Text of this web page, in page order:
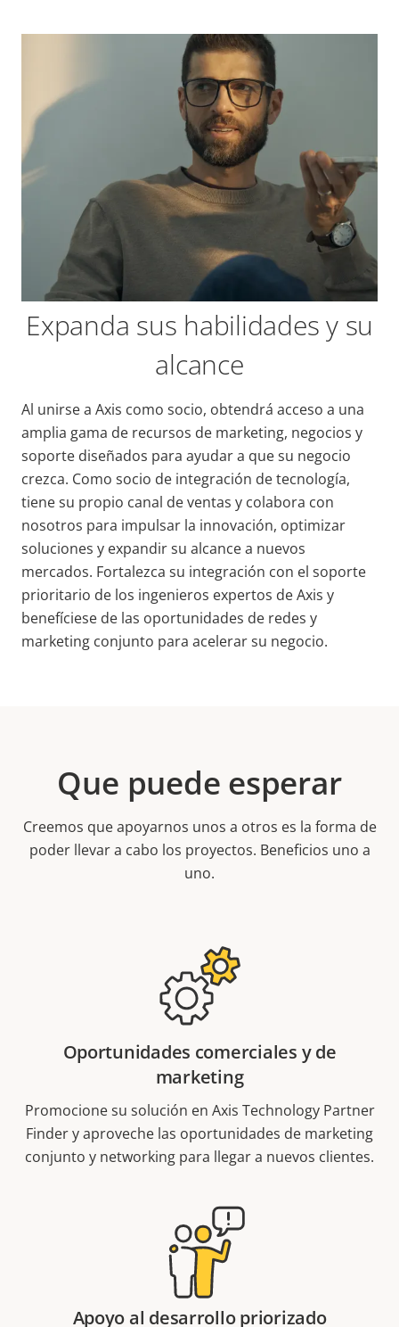
Expanda sus habilidades y su
alcance
Al unirse a Axis como socio, obtendrá acceso a una
amplia gama de recursos de marketing, negocios y
soporte diseñados para ayudar a que su negocio
crezca. Como socio de integración de tecnología,
tiene su propio canal de ventas y colabora con
nosotros para impulsar la innovación, optimizar
soluciones y expandir su alcance a nuevos
mercados. Fortalezca su integración con el soporte
prioritario de los ingenieros expertos de Axis y
benefíciese de las oportunidades de redes y
marketing conjunto para acelerar su negocio.
Que puede esperar
Creemos que apoyarnos unos a otros es la forma de
poder llevar a cabo los proyectos. Beneficios uno a
uno.
Oportunidades comerciales y de
marketing
Promocione su solución en Axis Technology Partner
Finder y aproveche las oportunidades de marketing
conjunto y networking para llegar a nuevos clientes.
Apoyo al desarrollo priorizado